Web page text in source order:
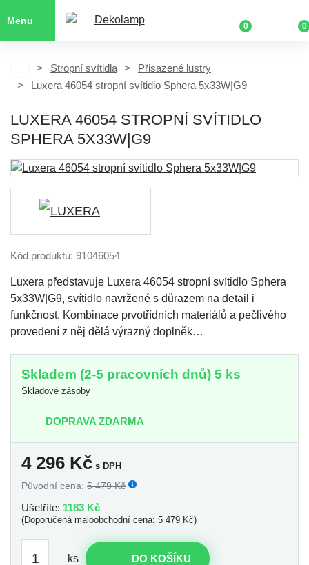
Menu
0 0
Stropní svítidla
Přisazené lustry
Luxera 46054 stropní svítidlo Sphera 5x33W|G9
LUXERA 46054 STROPNÍ SVÍTIDLO
SPHERA 5X33W|G9
Kód produktu: 91046054
Luxera představuje Luxera 46054 stropní svítidlo Sphera
5x33W|G9, svítidlo navržené s důrazem na detail i
funkčnost. Kombinace prvotřídních materiálů a pečlivého
provedení z něj dělá výrazný doplněk…
Skladem (2-5 pracovních dnů) 5 ks
Skladové zásoby
DOPRAVA ZDARMA
4 296 Kč s DPH
Původní cena: 5 479 Kč
Ušetříte: 1183 Kč
(Doporučená maloobchodní cena: 5 479 Kč)
ks DO KOŠÍKU